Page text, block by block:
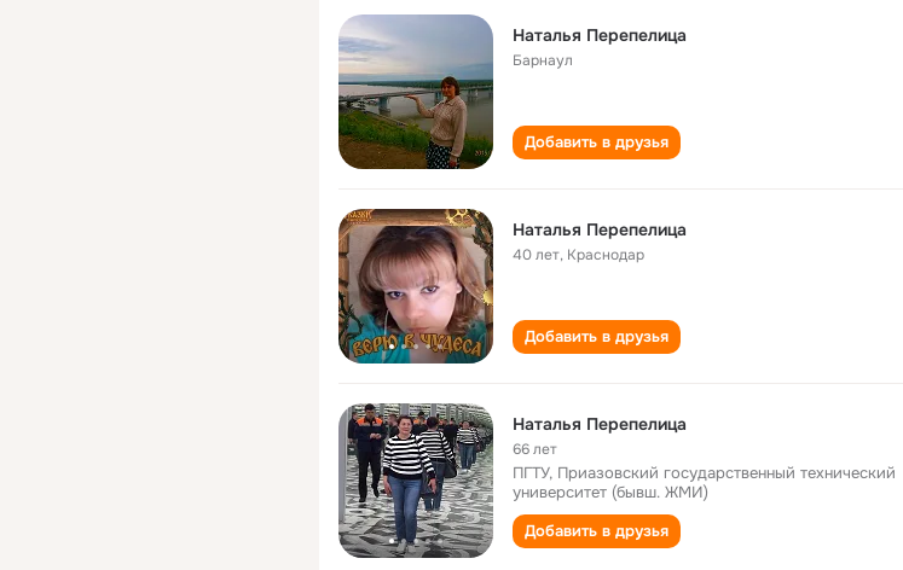
Наталья Перепелица
Барнаул
Добавить в друзья
Наталья Перепелица
40 лет, Краснодар
Добавить в друзья
Наталья Перепелица
66 лет
ПГТУ, Приазовский государственный технический
университет (бывш. ЖМИ)
Добавить в друзья